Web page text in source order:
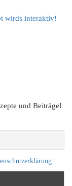
wirds interaktiv!
und Beiträge!